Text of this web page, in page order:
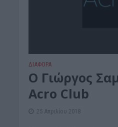
ΔΙΆΦΟΡΑ
O Γιώργος
Acro Club
25 Απριλίου 2018